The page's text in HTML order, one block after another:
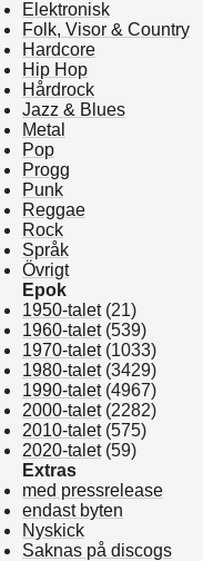
Elektronisk
Folk, Visor & Country
Hardcore
Hip Hop
Hårdrock
Jazz & Blues
Metal
Pop
Progg
Punk
Reggae
Rock
Språk
Övrigt
Epok
1950-talet(21)
1960-talet(539)
1970-talet(1033)
1980-talet(3429)
1990-talet(4967)
2000-talet(2282)
2010-talet(575)
2020-talet(59)
Extras
med pressrelease
endast byten
Nyskick
Saknas på discogs